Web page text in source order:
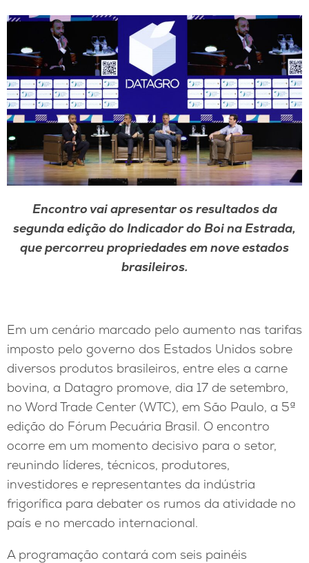
Encontro vai apresentar os resultados da
segunda edição do Indicador do Boi na Estrada,
que percorreu propriedades em nove estados
brasileiros.
Em um cenário marcado pelo aumento nas tarifas
imposto pelo governo dos Estados Unidos sobre
diversos produtos brasileiros, entre eles a carne
bovina, a Datagro promove, dia 17 de setembro,
no Word Trade Center (WTC), em São Paulo, a 5ª
edição do Fórum Pecuária Brasil. O encontro
ocorre em um momento decisivo para o setor,
reunindo líderes, técnicos, produtores,
investidores e representantes da indústria
frigorífica para debater os rumos da atividade no
país e no mercado internacional.
A programação contará com seis painéis